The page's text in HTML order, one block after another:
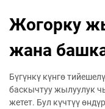
Жогорку
жана
Бүгүнкү күнгө
баскычтуу жылуулук
жетет. Бул күчтүү